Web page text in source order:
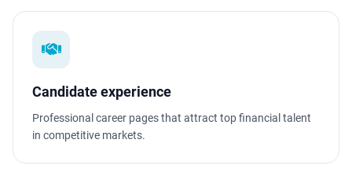
Candidate experience
Professional career pages that attract top financial talent
in competitive markets.